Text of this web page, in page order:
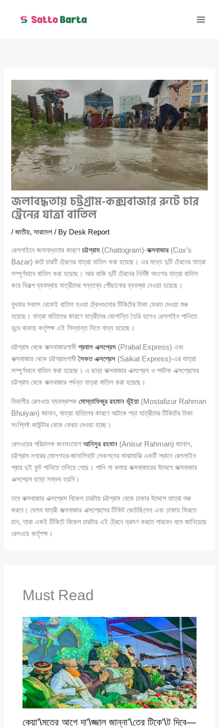
জলাবদ্ধতায় চট্টগ্রাম-কক্সবাজার রুটে চার
ট্রেনের যাত্রা বাতিল
/জাতীয়,সারাদেশ / By Desk Report
রেললাইনে জলাবদ্ধতার কারণেচট্টগ্রাম (Chattogram)-কক্সবাজার (Cox’s
Bazar) রুটে চারটি ট্রেনের যাত্রা বাতিল করা হয়েছে। এর মধ্যে দুটি ট্রেনের যাত্রা
সম্পূর্ণভাবে বাতিল করা হয়েছে। আর বাকি দুটি ট্রেনের নির্দিষ্ট অংশের যাত্রা বাতিল
করে বিকল্প ব্যবস্থায় যাত্রীদের গন্তব্যে পৌঁছানোর ব্যবস্থা নেওয়া হয়েছে।
বুধবার সকাল থেকেই বাতিল হওয়া ট্রেনগুলোর টিকিটের টাকা ফেরত দেওয়া শুরু
হয়েছে। যাত্রা বাতিলের কারণে যাত্রীদের ভোগান্তি তৈরি হলেও রেললাইন পানিতে
ডুবে থাকায় কর্তৃপক্ষ এই সিদ্ধান্ত নিতে বাধ্য হয়েছে।
চট্টগ্রাম থেকে কক্সবাজারগামীপ্রবাল এক্সপ্রেস (Prabal Express) এবং
কক্সবাজার থেকে চট্টগ্রামগামীসৈকত এক্সপ্রেস (Saikat Express)-এর যাত্রা
সম্পূর্ণভাবে বাতিল করা হয়েছে। এ ছাড়া কক্সবাজার এক্সপ্রেস ও পর্যটক এক্সপ্রেসের
চট্টগ্রাম থেকে কক্সবাজার পর্যন্ত যাত্রা বাতিল করা হয়েছে।
বিভাগীয় রেলওয়ে ব্যবস্থাপকমোস্তাফিজুর রহমান ভূঁইয়া (Mostafizur Rahman
Bhuiyan) জানান, যাত্রা বাতিলের কারণে আটকে পড়া যাত্রীদের টিকিটের টাকা
সংশ্লিষ্ট কাউন্টার থেকে ফেরত দেওয়া হচ্ছে।
রেলওয়ের পরিচালক জনসংযোগআনিসুর রহমান (Anisur Rahman) জানান,
চট্টগ্রাম নগরের ষোলশহর-জানালিহাট সেকশনের মাঝামাঝি একটি স্থানে রেললাইন
প্রায় দুই ফুট পানিতে তলিয়ে গেছে। পানি না কমায় কক্সবাজারের উদ্দেশে কক্সবাজার
এক্সপ্রেস ছাড়া সম্ভব হয়নি।
তবে কক্সবাজার এক্সপ্রেস বিকেল চারটায় চট্টগ্রাম থেকে ঢাকার উদ্দেশে যাত্রা শুরু
করবে। যেসব যাত্রী কক্সবাজার এক্সপ্রেসের টিকিট কেটেছিলেন এবং ঢাকায় ফিরতে
চান, তারা একই টিকিটে বিকেল চারটার এই ট্রেনে ভ্রমণ করতে পারবেন বলে জানিয়েছে
রেলওয়ে কর্তৃপক্ষ।
Must Read
কেয়া’\মতের আগে দা’\জ্জাল জান্না’\তের টিকে’\ট দিবে—